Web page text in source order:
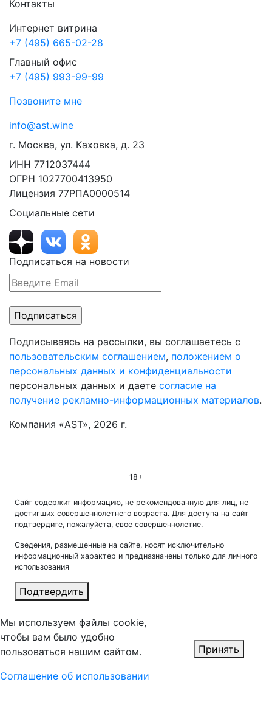
Контакты
Интернет витрина
+7 (495) 665-02-28
Главный офис
+7 (495) 993-99-99
Позвоните мне
info@ast.wine
г. Москва, ул. Каховка, д. 23
ИНН 7712037444
ОГРН 1027700413950
Лицензия 77РПА0000514
Социальные сети
Подписаться на новости
Подписываясь на рассылки, вы соглашаетесь с
пользовательским соглашением, положением о
персональных данных и конфиденциальности
персональных данных и даете согласие на
получение рекламно-информационных материалов.
Компания «AST», 2026 г.
18+
Сайт содержит информацию, не рекомендованную для лиц, не
достигших совершеннолетнего возраста. Для доступа на сайт
подтвердите, пожалуйста, свое совершеннолетие.
Сведения, размещенные на сайте, носят исключительно
информационный характер и предназначены только для личного
использования
Подтвердить
Мы используем файлы cookie,
чтобы вам было удобно
пользоваться нашим сайтом.
Соглашение об использовании
Принять